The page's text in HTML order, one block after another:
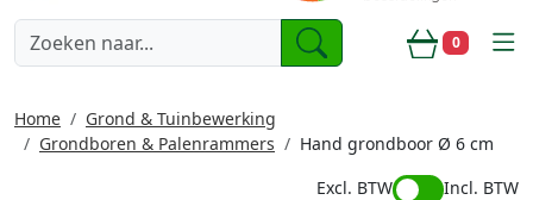
0
Home
Grond & Tuinbewerking
Grondboren & Palenrammers
Hand grondboor Ø 6 cm
Excl. BTW
Incl. BTW